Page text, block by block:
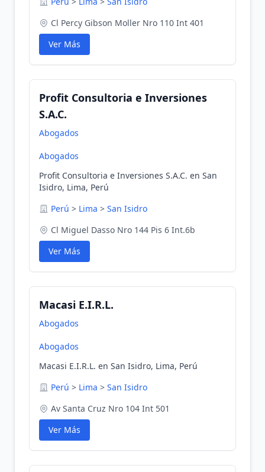
Cl Percy Gibson Moller Nro 110 Int 401
Ver Más
Profit Consultoria e Inversiones
S.A.C.
Abogados
Abogados
Profit Consultoria e Inversiones S.A.C. en San
Isidro, Lima, Perú
Perú > Lima > San Isidro
Cl Miguel Dasso Nro 144 Pis 6 Int.6b
Ver Más
Macasi E.I.R.L.
Abogados
Abogados
Macasi E.I.R.L. en San Isidro, Lima, Perú
Perú > Lima > San Isidro
Av Santa Cruz Nro 104 Int 501
Ver Más